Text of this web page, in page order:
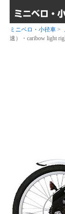
ミニベロ・小径車 >
速）・caribow light